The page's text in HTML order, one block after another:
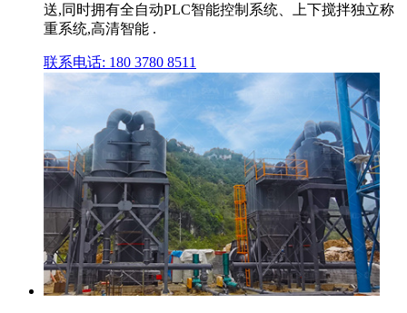
送,同时拥有全自动PLC智能控制系统、上下搅拌独立称
重系统,高清智能 .
联系电话: 180 3780 8511